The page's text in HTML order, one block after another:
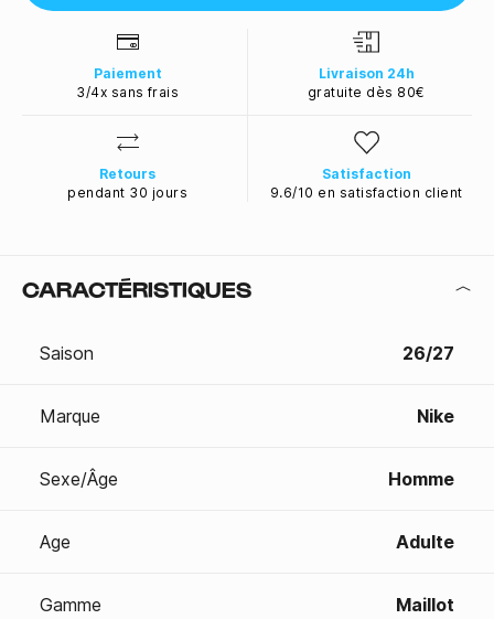
Paiement
3/4x sans frais
Livraison 24h
gratuite dès 80€
Retours
pendant 30 jours
Satisfaction
9.6/10 en satisfaction client
CARACTÉRISTIQUES
Saison 26/27
Marque Nike
Sexe/Âge Homme
Age Adulte
Gamme Maillot